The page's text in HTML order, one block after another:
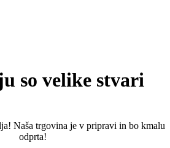
so velike stvari
Naša trgovina je v pripravi in ​​bo kmalu
odprta!